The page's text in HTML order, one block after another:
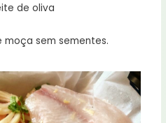
de oliva
moça sem sementes.